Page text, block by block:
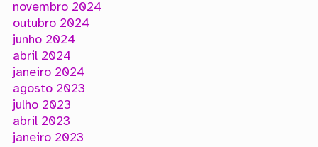
novembro 2024
outubro 2024
junho 2024
abril 2024
janeiro 2024
agosto 2023
julho 2023
abril 2023
janeiro 2023